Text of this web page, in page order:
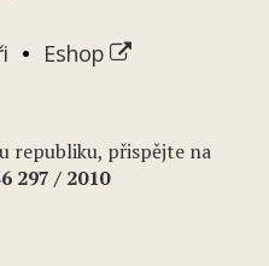
Eshop
republiku, přispějte na
297 / 2010